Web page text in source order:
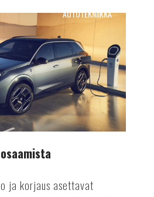
AUTOTEKNIIKKA
ja korjaus asettavat